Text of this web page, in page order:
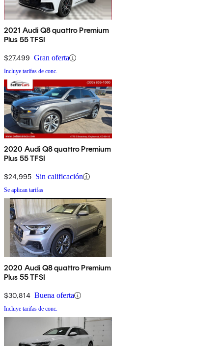
2021 Audi Q8 quattro Premium
Plus 55 TFSI
$27,499 Gran oferta
Incluye tarifas de conc.
2020 Audi Q8 quattro Premium
Plus 55 TFSI
$24,995 Sin calificación
Se aplican tarifas
2020 Audi Q8 quattro Premium
Plus 55 TFSI
$30,814 Buena oferta
Incluye tarifas de conc.